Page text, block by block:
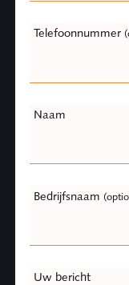
Telefoonnummer
Naam
Bedrijfsnaam
Uw bericht